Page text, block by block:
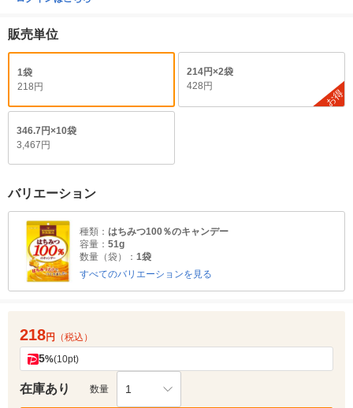
販売単位
1袋
218円
214円×2袋
428円
お得
346.7円×10袋
3,467円
バリエーション
種類： はちみつ100％のキャンデー
容量： 51g
数量（袋）： 1袋
すべてのバリエーションを見る
218円 （税込）
5%(10pt)
在庫あり 数量 1